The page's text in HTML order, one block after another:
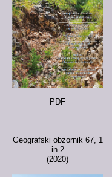
PDF
Geografski obzornik 67, 1
in 2
(2020)